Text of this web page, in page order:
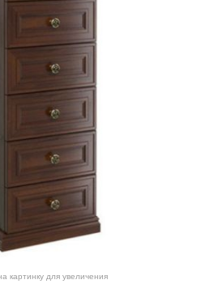
картинку для увеличения